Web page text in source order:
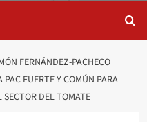
FERNÁNDEZ-PACHECO
FUERTE Y COMÚN PARA
DEL TOMATE